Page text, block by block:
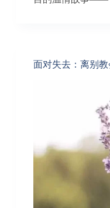
面对失去：离别